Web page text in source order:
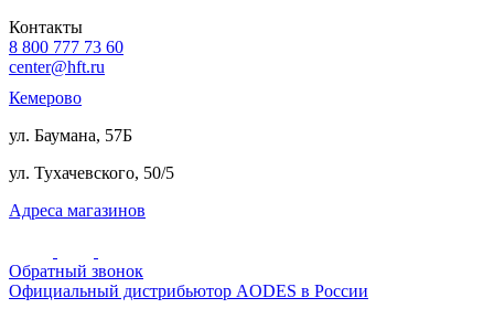
Контакты
8 800 777 73 60
center@hft.ru
Кемерово
ул. Баумана, 57Б
ул. Тухачевского, 50/5
Адреса магазинов
Обратный звонок
Официальный дистрибьютор AODES в России